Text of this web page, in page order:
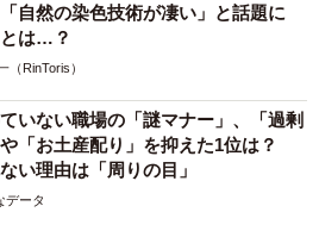
するのは（ちひろさん提供）
自然の染色技術が凄い」と話題に
は…？
（RinToris）
いない職場の「謎マナー」、「過剰
「お土産配り」を抑えた1位は？
い理由は「周りの目」
データ